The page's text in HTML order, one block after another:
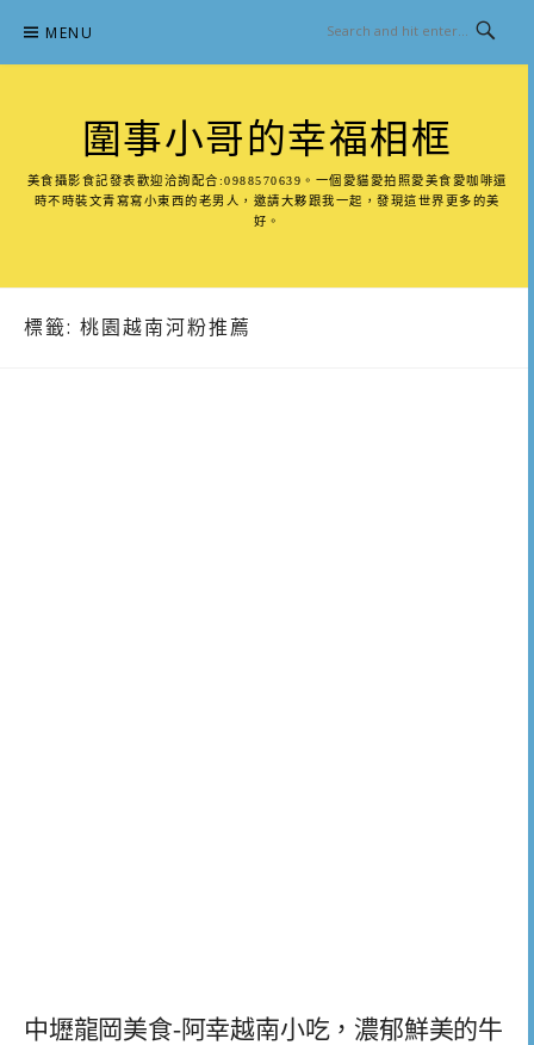
content
MENU
圍事小哥的幸福相框
美食攝影食記發表歡迎洽詢配合:0988570639。一個愛貓愛拍照愛美食愛咖啡還
時不時裝文青寫寫小東西的老男人，邀請大夥跟我一起，發現這世界更多的美
好。
標籤: 桃園越南河粉推薦
中壢龍岡美食-阿幸越南小吃，濃郁鮮美的牛